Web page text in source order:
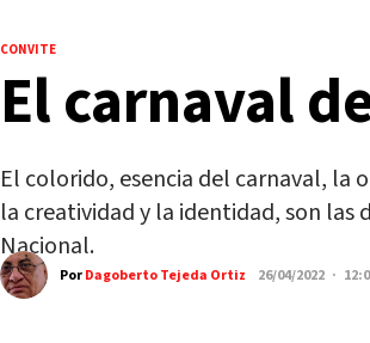
CONVITE
El carnaval
El colorido, esencia del carnaval, la
la creatividad y la identidad, son
Nacional.
PorDagoberto Tejeda Ortiz 26/04/2022 ·